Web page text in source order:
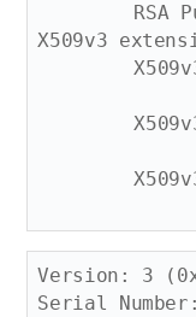
X509v3
	X509v3 Basic Constraints: critical
	X509v3 Subject Key Identifier:
	X509v3 Key Usage: critical
Version: 3
Serial